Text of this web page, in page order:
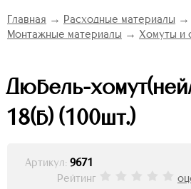
Главная → Расходные материалы →
Монтажные материалы → Хомуты и
Дюбель-
18(б) (100шт.)
Артикул: 9671
Рейтинг